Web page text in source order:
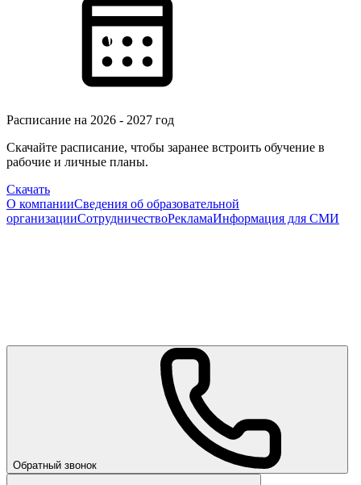
Расписание на 2026 - 2027 год
Скачайте расписание, чтобы заранее встроить обучение в
рабочие и личные планы.
Скачать
О компанииСведения об образовательной
организацииСотрудничествоРекламаИнформация для СМИ
Обратный звонок